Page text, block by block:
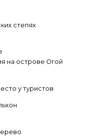
на острове Огой
у туристов